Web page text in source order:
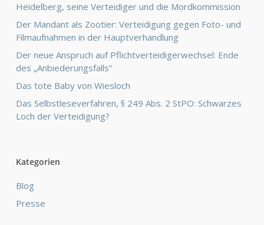
Heidelberg, seine Verteidiger und die Mordkommission
Der Mandant als Zootier: Verteidigung gegen Foto- und
Filmaufnahmen in der Hauptverhandlung
Der neue Anspruch auf Pflichtverteidigerwechsel: Ende
des „Anbiederungsfalls“
Das tote Baby von Wiesloch
Das Selbstleseverfahren, § 249 Abs. 2 StPO: Schwarzes
Loch der Verteidigung?
Kategorien
Blog
Presse